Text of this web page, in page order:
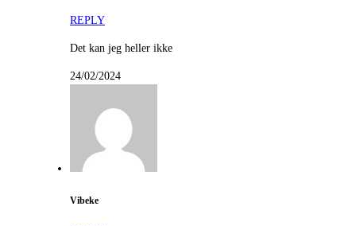
REPLY
Det kan jeg heller ikke
24/02/2024
Vibeke